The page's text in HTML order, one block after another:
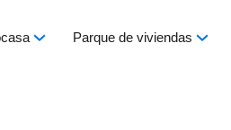
Parque de viviendas